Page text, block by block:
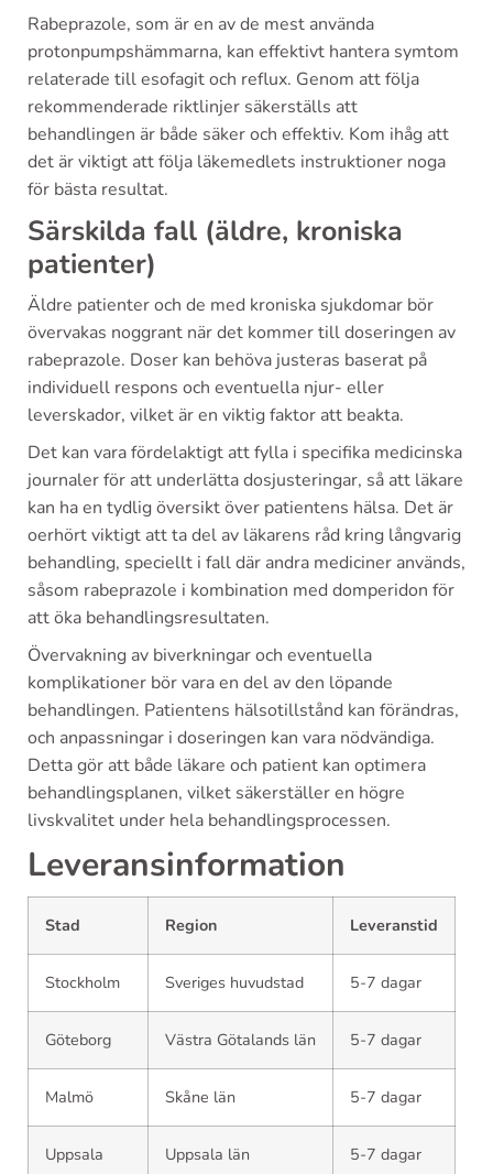
Rabeprazole, som är en av de mest använda
protonpumpshämmarna, kan effektivt hantera symtom
relaterade till esofagit och reflux. Genom att följa
rekommenderade riktlinjer säkerställs att
behandlingen är både säker och effektiv. Kom ihåg att
det är viktigt att följa läkemedlets instruktioner noga
för bästa resultat.
Särskilda fall (äldre, kroniska
patienter)
Äldre patienter och de med kroniska sjukdomar bör
övervakas noggrant när det kommer till doseringen av
rabeprazole. Doser kan behöva justeras baserat på
individuell respons och eventuella njur- eller
leverskador, vilket är en viktig faktor att beakta.
Det kan vara fördelaktigt att fylla i specifika medicinska
journaler för att underlätta dosjusteringar, så att läkare
kan ha en tydlig översikt över patientens hälsa. Det är
oerhört viktigt att ta del av läkarens råd kring långvarig
behandling, speciellt i fall där andra mediciner används,
såsom rabeprazole i kombination med domperidon för
att öka behandlingsresultaten.
Övervakning av biverkningar och eventuella
komplikationer bör vara en del av den löpande
behandlingen. Patientens hälsotillstånd kan förändras,
och anpassningar i doseringen kan vara nödvändiga.
Detta gör att både läkare och patient kan optimera
behandlingsplanen, vilket säkerställer en högre
livskvalitet under hela behandlingsprocessen.
Leveransinformation
Stad Region Leveranstid
Stockholm Sveriges huvudstad 5-7 dagar
Göteborg Västra Götalands län 5-7 dagar
Malmö Skåne län 5-7 dagar
Uppsala Uppsala län 5-7 dagar